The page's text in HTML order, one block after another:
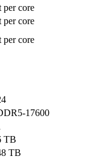
per core
per core
per core
17600
TB
TB